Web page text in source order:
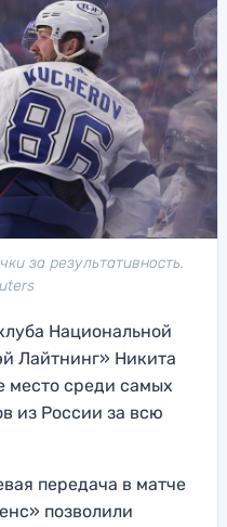
за результативность.
Национальной
Лайтнинг» Никита
место среди самых
из России за всю
передача в матче
позволили